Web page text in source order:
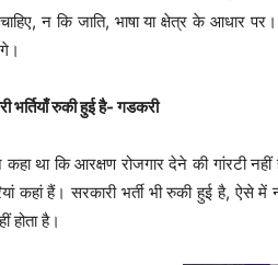
न कि जाति, भाषा या क्षेत्र के आधार
भर्तियाँ रुकी हुई है- गडकरी
कहा था कि आरक्षण रोजगार देने की गांरटी
कहां हैं। सरकारी भर्ती भी रुकी हुई है, ऐसे
होता है।